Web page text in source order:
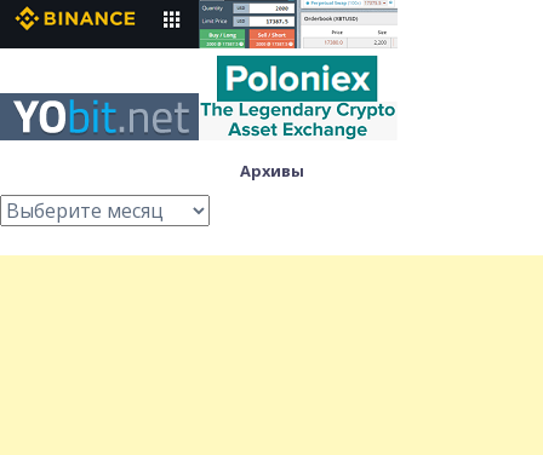
Архивы
Архивы